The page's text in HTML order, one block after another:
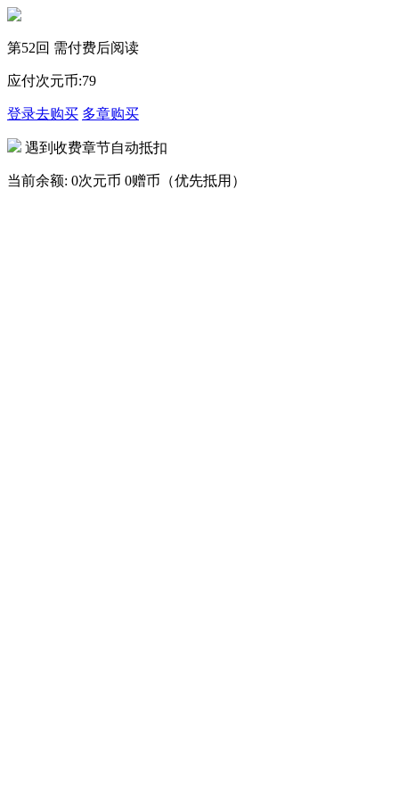
第52回 需付费后阅读
应付次元币:79
登录去购买 多章购买
遇到收费章节自动抵扣
当前余额: 0次元币 0赠币（优先抵用）